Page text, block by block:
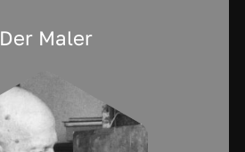
Der Maler